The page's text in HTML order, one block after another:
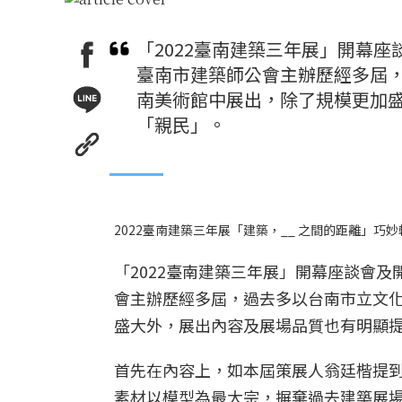
「2022臺南建築三年展」開幕
臺南市建築師公會主辦歷經多屆
南美術館中展出，除了規模更加
「親民」。
2022臺南建築三年展「建築，__ 之間的距離」巧
「2022臺南建築三年展」開幕座談會
會主辦歷經多屆，過去多以台南市立文
盛大外，展出內容及展場品質也有明顯
首先在內容上，如本屆策展人翁廷楷提
素材以模型為最大宗，摒棄過去建築展